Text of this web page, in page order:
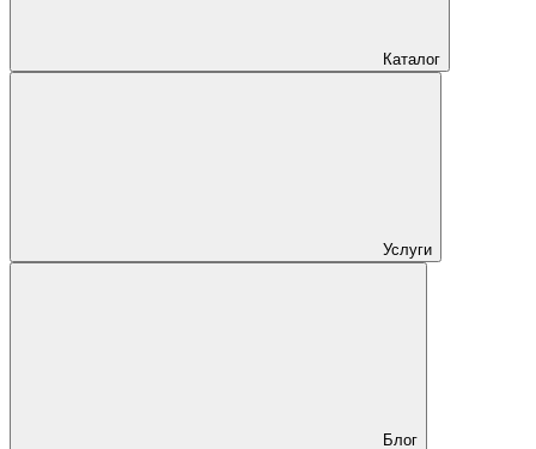
Каталог
Услуги
Блог